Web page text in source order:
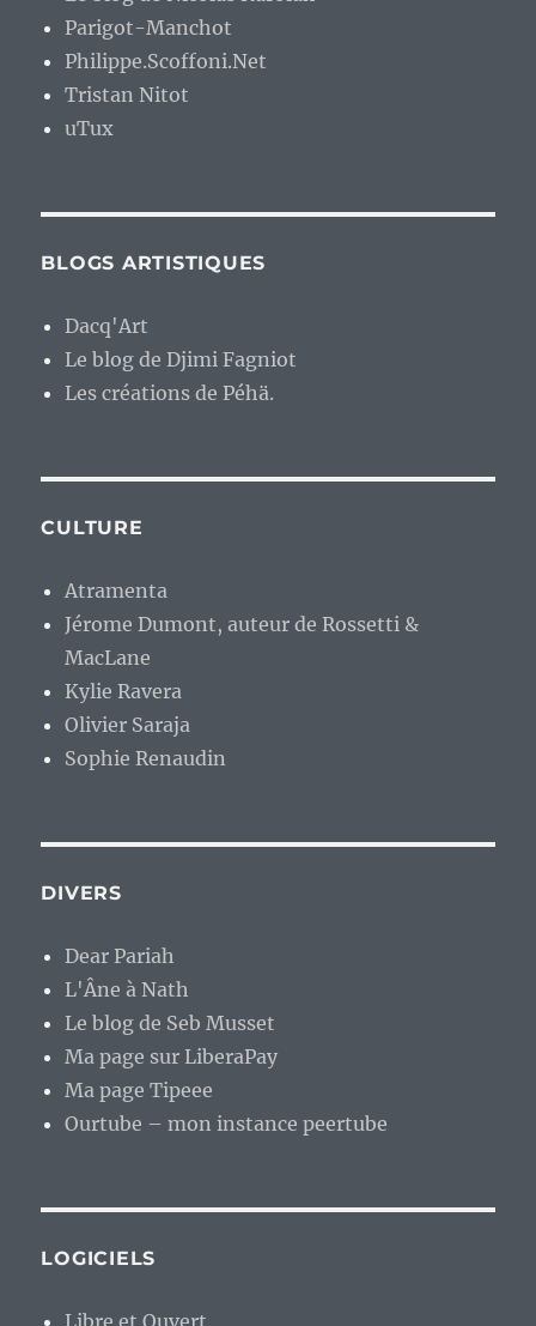
Parigot-Manchot
Philippe.Scoffoni.Net
Tristan Nitot
uTux
BLOGS ARTISTIQUES
Dacq'Art
Le blog de Djimi Fagniot
Les créations de Péhä.
CULTURE
Atramenta
Jérome Dumont, auteur de Rossetti &
MacLane
Kylie Ravera
Olivier Saraja
Sophie Renaudin
DIVERS
Dear Pariah
L'Âne à Nath
Le blog de Seb Musset
Ma page sur LiberaPay
Ma page Tipeee
Ourtube – mon instance peertube
LOGICIELS